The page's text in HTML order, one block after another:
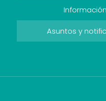
Asuntos y